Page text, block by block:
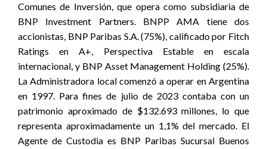
Comunes de Inversión, que opera como subsidiaria de
BNP Investment Partners. BNPP AMA tiene dos
accionistas, BNP Paribas S.A. (75%), calificado por Fitch
Ratings en A+, Perspectiva Estable en escala
internacional, y BNP Asset Management Holding (25%).
La Administradora local comenzó a operar en Argentina
en 1997. Para fines de julio de 2023 contaba con un
patrimonio aproximado de $132.693 millones, lo que
representa aproximadamente un 1,1% del mercado. El
Agente de Custodia es BNP Paribas Sucursal Buenos